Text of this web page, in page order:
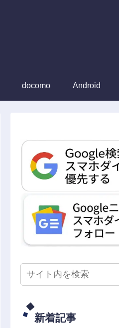
docomo Android
新着記事